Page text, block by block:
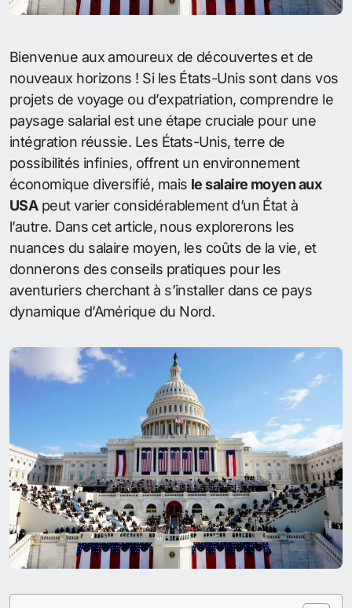
Bienvenue aux amoureux de découvertes et de
nouveaux horizons ! Si les États-Unis sont dans vos
projets de voyage ou d’expatriation, comprendre le
paysage salarial est une étape cruciale pour une
intégration réussie. Les États-Unis, terre de
possibilités infinies, offrent un environnement
économique diversifié, mais le salaire moyen aux
USApeut varier considérablement d’un État à
l’autre. Dans cet article, nous explorerons les
nuances du salaire moyen, les coûts de la vie, et
donnerons des conseils pratiques pour les
aventuriers cherchant à s’installer dans ce pays
dynamique d’Amérique du Nord.